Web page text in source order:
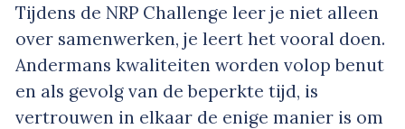
Tijdens de NRP Challenge leer je niet alleen
over samenwerken, je leert het vooral doen.
Andermans kwaliteiten worden volop benut
en als gevolg van de beperkte tijd, is
vertrouwen in elkaar de enige manier is om